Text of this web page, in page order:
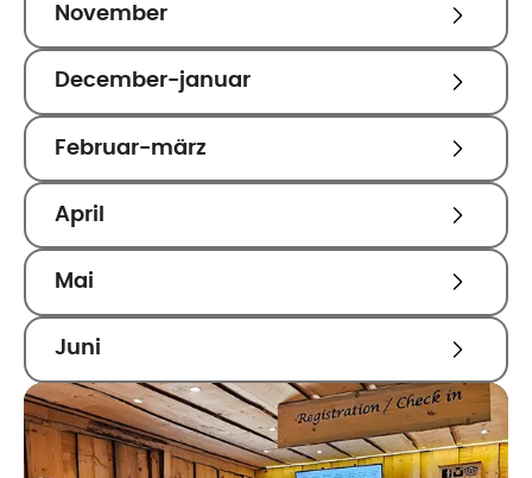
November
December-januar
Februar-märz
April
Mai
Juni